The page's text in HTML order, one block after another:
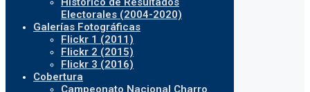
Electorales (2004-2020)
Galerías Fotográficas
Flickr 1 (2011)
Flickr 2 (2015)
Flickr 3 (2016)
Cobertura
Campeonato Nacional Charro